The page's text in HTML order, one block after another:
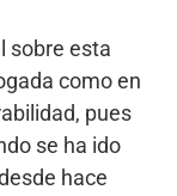
sobre esta
como en
pues
se ha ido
hace